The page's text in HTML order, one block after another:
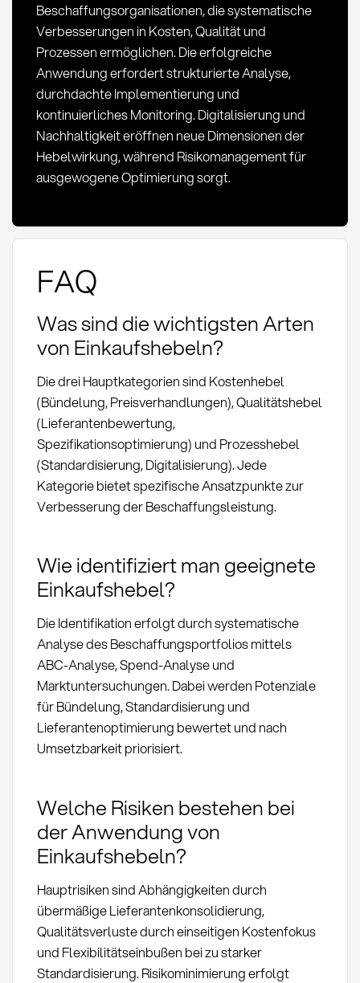
Beschaffungsorganisationen, die systematische
Verbesserungen in Kosten, Qualität und
Prozessen ermöglichen. Die erfolgreiche
Anwendung erfordert strukturierte Analyse,
durchdachte Implementierung und
kontinuierliches Monitoring. Digitalisierung und
Nachhaltigkeit eröffnen neue Dimensionen der
Hebelwirkung, während Risikomanagement für
ausgewogene Optimierung sorgt.
FAQ
Was sind die wichtigsten Arten
von Einkaufshebeln?
Die drei Hauptkategorien sind Kostenhebel
(Bündelung, Preisverhandlungen), Qualitätshebel
(Lieferantenbewertung,
Spezifikationsoptimierung) und Prozesshebel
(Standardisierung, Digitalisierung). Jede
Kategorie bietet spezifische Ansatzpunkte zur
Verbesserung der Beschaffungsleistung.
Wie identifiziert man geeignete
Einkaufshebel?
Die Identifikation erfolgt durch systematische
Analyse des Beschaffungsportfolios mittels
ABC-Analyse, Spend-Analyse und
Marktuntersuchungen. Dabei werden Potenziale
für Bündelung, Standardisierung und
Lieferantenoptimierung bewertet und nach
Umsetzbarkeit priorisiert.
Welche Risiken bestehen bei
der Anwendung von
Einkaufshebeln?
Hauptrisiken sind Abhängigkeiten durch
übermäßige Lieferantenkonsolidierung,
Qualitätsverluste durch einseitigen Kostenfokus
und Flexibilitätseinbußen bei zu starker
Standardisierung. Risikominimierung erfolgt